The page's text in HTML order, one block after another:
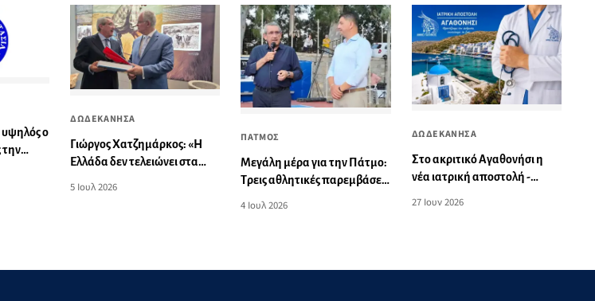
ο
την
ΔΩΔΕΚΑΝΗΣΑ
Γιώργος Χατζημάρκος: «Η
Ελλάδα δεν τελειώνει στα
ανατολικά της σύνορα, από
5 Ιουλ 2026
ΠΑΤΜΟΣ
Μεγάλη μέρα για την Πάτμο:
Τρεις αθλητικές παρεμβάσεις
4 Ιουλ 2026
ΔΩΔΕΚΑΝΗΣΑ
Στο ακριτικό Αγαθονήσι η
νέα ιατρική αποστολή -
27 Ιουν 2026